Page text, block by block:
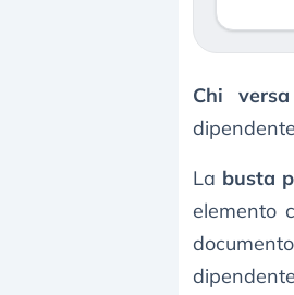
Chi
La busta
elemento